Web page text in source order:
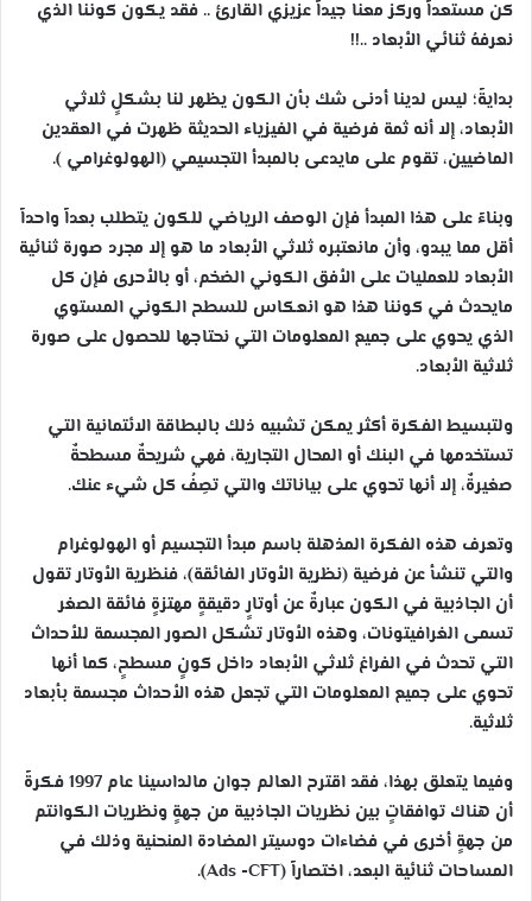
كن مستعداً وركز معنا جيداً عزيزي القارئ .. فقد يكون كوننا الذي
نعرفهُ ثنائي الأبعاد ..!!
بدايةً؛ ليس لدينا أدنى شك بأن الكون يظهر لنا بشكلٍ ثلاثي
الأبعاد، إلا أنه ثمة فرضية في الفيزياء الحديثة ظهرت في العقدين
الماضيين، تقوم على مايدعى بالمبدأ التجسيمي (الهولوغرامي ).
وبناءً على هذا المبدأ فإن الوصف الرياضي للكون يتطلب بعداً واحداً
أقل مما يبدو، وأن مانعتبره ثلاثي الأبعاد ما هو إلا مجرد صورة ثنائية
الأبعاد للعمليات على الأفق الكوني الضخم، أو بالأحرى فإن كل
مايحدث في كوننا هذا هو انعكاس للسطح الكوني المستوي
الذي يحوي على جميع المعلومات التي نحتاجها للحصول على صورة
ثلاثية الأبعاد.
ولتبسيط الفكرة أكثر يمكن تشبيه ذلك بالبطاقة الائتمانية التي
تستخدمها في البنك أو المحال التجارية، فهي شريحةٌ مسطحةٌ
صغيرةٌ، إلا أنها تحوي على بياناتك والتي تصِفُ كل شيء عنك.
وتعرف هذه الفكرة المذهلة باسم مبدأ التجسيم أو الهولوغرام
والتي تنشأ عن فرضية (نظرية الأوتار الفائقة)، فنظرية الأوتار تقول
أن الجاذبية في الكون عبارةٌ عن أوتارٍ دقيقةٍ مهتزةٍ فائقة الصغر
تسمى الغرافيتونات، وهذه الأوتار تشكل الصور المجسمة للأحداث
التي تحدث في الفراغ ثلاثي الأبعاد داخل كونٍ مسطحٍ، كما أنها
تحوي على جميع المعلومات التي تجعل هذه الأحداث مجسمة بأبعاد
ثلاثية.
وفيما يتعلق بهذا، فقد اقترح العالم جوان مالداسينا عام 1997 فكرةً
أن هناك توافقاتٍ بين نظريات الجاذبية من جهةٍ ونظريات الكوانتم
من جهةٍ أخرى في فضاءات دوسيتر المضادة المنحنية وذلك في
المساحات ثنائية البعد، اختصاراً (Ads -CFT).